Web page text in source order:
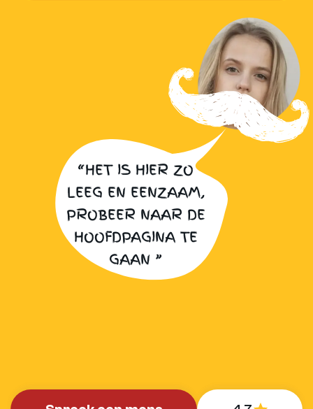
“HET IS HIER ZO
LEEG EN EENZAAM,
PROBEER NAAR DE
HOOFDPAGINA TE
GAAN ”